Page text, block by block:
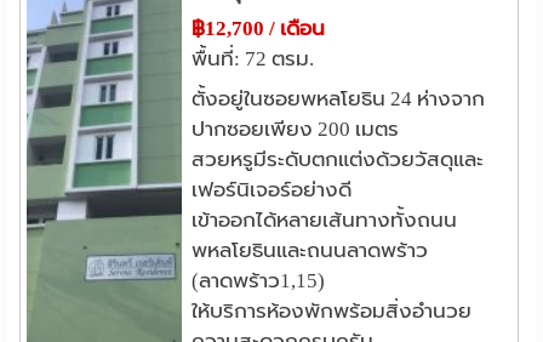
฿12,700 / เดือน
พื้นที่: 72 ตรม.
ตั้งอยู่ในซอยพหลโยธิน 24 ห่างจาก
ปากซอยเพียง 200 เมตร
สวยหรูมีระดับตกแต่งด้วยวัสดุและ
เฟอร์นิเจอร์อย่างดี
เข้าออกได้หลายเส้นทางทั้งถนน
พหลโยธินและถนนลาดพร้าว
(ลาดพร้าว1,15)
ให้บริการห้องพักพร้อมสิ่งอำนวย